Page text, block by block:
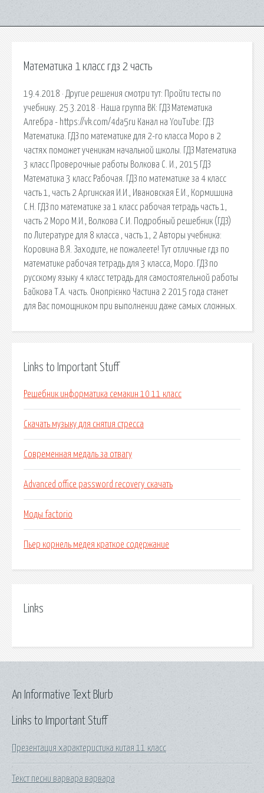
Математика 1 класс гдз 2 часть
19.4.2018 · Другие решения смотри тут: Пройти тесты по
учебнику. 25.3.2018 · Наша группа ВК: ГДЗ Математика
Алгебра - https://vk.com/4da5ru Канал на YouTube: ГДЗ
Математика. ГДЗ по математике для 2-го класса Моро в 2
частях поможет ученикам начальной школы. ГДЗ Математика
3 класс Проверочные работы Волкова С. И., 2015 ГДЗ
Математика 3 класс Рабочая. ГДЗ по математике за 4 класс
часть 1, часть 2 Аргинская И.И., Ивановская Е.И., Кормишина
С.Н. ГДЗ по математике за 1 класс рабочая тетрадь часть 1,
часть 2 Моро М.И., Волкова С.И. Подробный решебник (ГДЗ)
по Литературе для 8 класса , часть 1, 2 Авторы учебника:
Коровина В.Я. Заходите, не пожалеете! Тут отличные гдз по
математике рабочая тетрадь для 3 класса, Моро. ГДЗ по
русскому языку 4 класс тетрадь для самостоятельной работы
Байкова Т.А. часть. Онопрієнко Частина 2 2015 года станет
для Вас помощником при выполнении даже самых сложных.
Links to Important Stuff
Решебник информатика семакин 10 11 класс
Скачать музыку для снятия стресса
Современная медаль за отвагу
Advanced office password recovery скачать
Моды factorio
Пьер корнель медея краткое содержание
Links
Links to Important Stuff
Презентация характеристика китая 11 класс
Текст песни варвара варвара
An Informative Text Blurb